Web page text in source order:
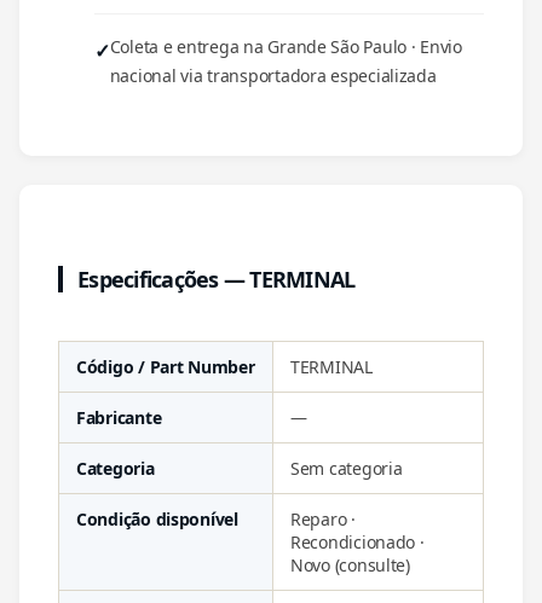
Coleta e entrega na Grande São Paulo · Envio
nacional via transportadora especializada
Especificações — TERMINAL
Código / Part Number TERMINAL
Fabricante —
Categoria Sem categoria
Condição disponível
Reparo ·
Recondicionado ·
Novo (consulte)